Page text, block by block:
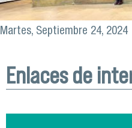
Martes, Septiembre 24, 2024
Enlaces de